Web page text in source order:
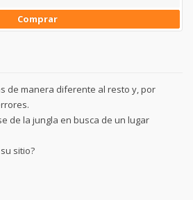
Comprar
de manera diferente al resto y, por
de la jungla en busca de un lugar
sitio?